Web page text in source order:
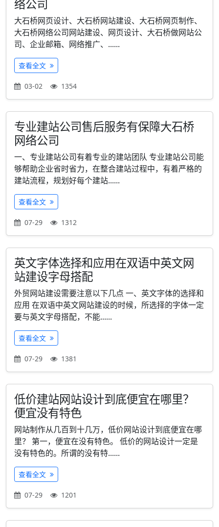
络公司
大石桥网页设计、大石桥网站建设、大石桥网页制作、
大石桥网络公司网站建设、网页设计、大石桥做网站公
司、企业邮箱、网络推广、......
查看全文
03-02 1354
专业建站公司售后服务有保障大石桥
网络公司
一、专业建站公司有着专业的建站团队 专业建站公司能
够帮助企业省时省力，在整合建站过程中，有着严格的
建站流程，规划好每个建站......
查看全文
07-29 1312
英文字体选择和应用在双语中英文网
站建设字母搭配
外贸网站建设需要注意以下几点 一、英文字体的选择和
应用 在双语中英文网站建设的时候，所选择的字体一定
要与英文字母搭配，不能......
查看全文
07-29 1381
低价建站网站设计到底便宜在哪里？
便宜没有特色
网站制作从几百到十几万，低价网站设计到底便宜在哪
里？ 第一，便宜在没有特色。 低价的网站设计一定是
没有特色的。所谓的没有特......
查看全文
07-29 1201